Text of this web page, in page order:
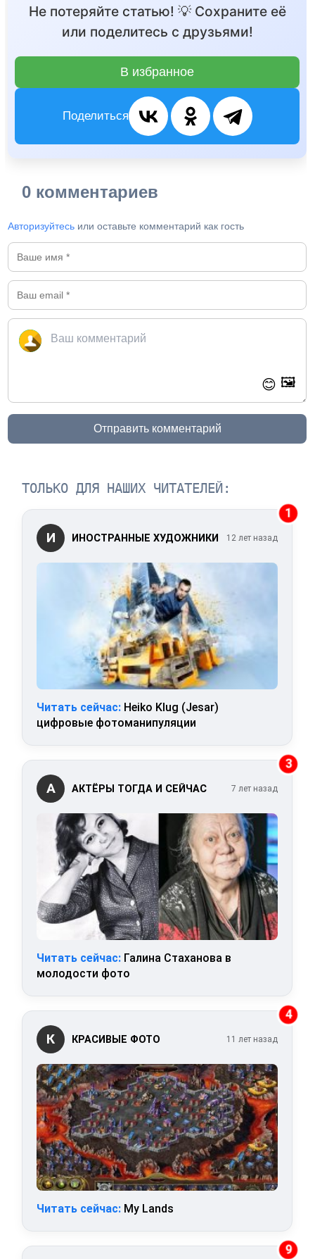
Не потеряйте статью! 💡 Сохраните её
или поделитесь с друзьями!
В избранное
Поделиться
0 комментариев
Авторизуйтесь или оставьте комментарий как гость
😊 🖼️
Отправить комментарий
ТОЛЬКО ДЛЯ НАШИХ ЧИТАТЕЛЕЙ:
1
И ИНОСТРАННЫЕ ХУДОЖНИКИ 12 лет назад
Читать сейчас: Heiko Klug (Jesar)
цифровые фотоманипуляции
3
А АКТЁРЫ ТОГДА И СЕЙЧАС 7 лет назад
Читать сейчас: Галина Стаханова в
молодости фото
4
К КРАСИВЫЕ ФОТО 11 лет назад
Читать сейчас: My Lands
9